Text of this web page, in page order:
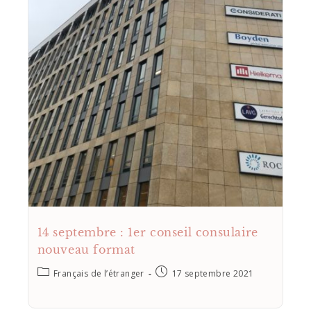
14 septembre : 1er conseil consulaire
nouveau format
Français de l’étranger 17 septembre 2021